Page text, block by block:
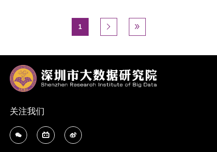
当前页
1 下一页
下一个 ›
 末页
尾页 »

关注我们